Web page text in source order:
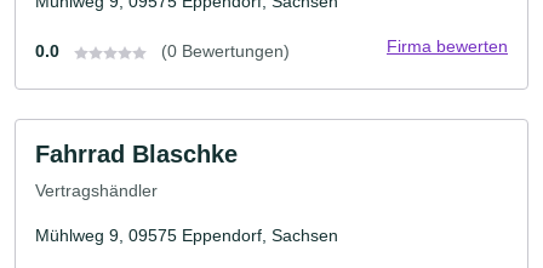
0.0 (0 Bewertungen) Firma bewerten
Fahrrad Blaschke
Vertragshändler
Mühlweg 9, 09575 Eppendorf, Sachsen